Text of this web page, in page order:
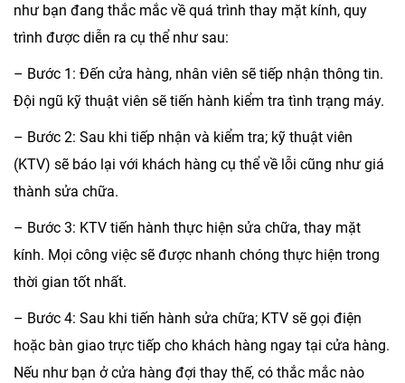
như bạn đang thắc mắc về quá trình thay mặt kính, quy
trình được diễn ra cụ thể như sau:
– Bước 1: Đến cửa hàng, nhân viên sẽ tiếp nhận thông tin.
Đội ngũ kỹ thuật viên sẽ tiến hành kiểm tra tình trạng máy.
– Bước 2: Sau khi tiếp nhận và kiểm tra; kỹ thuật viên
(KTV) sẽ báo lại với khách hàng cụ thể về lỗi cũng như giá
thành sửa chữa.
– Bước 3: KTV tiến hành thực hiện sửa chữa, thay mặt
kính. Mọi công việc sẽ được nhanh chóng thực hiện trong
thời gian tốt nhất.
– Bước 4: Sau khi tiến hành sửa chữa; KTV sẽ gọi điện
hoặc bàn giao trực tiếp cho khách hàng ngay tại cửa hàng.
Nếu như bạn ở cửa hàng đợi thay thế, có thắc mắc nào